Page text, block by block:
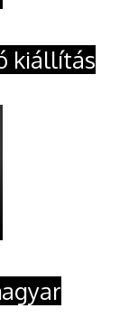
kiállítás